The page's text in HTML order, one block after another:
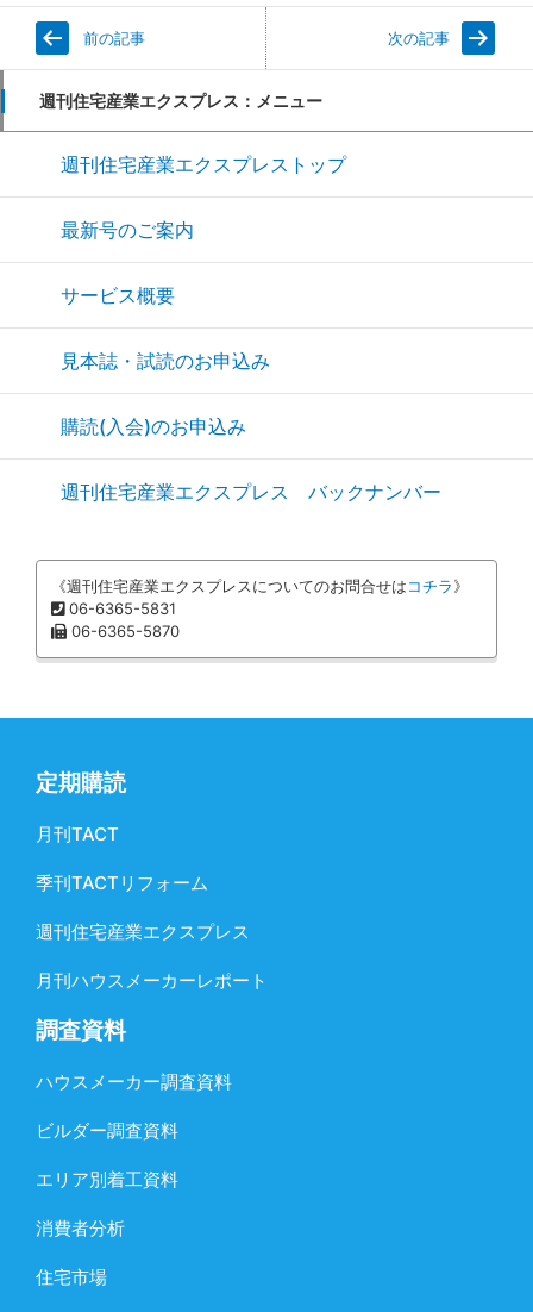
前の記事 次の記事
週刊住宅産業エクスプレス：メニュー
週刊住宅産業エクスプレストップ
最新号のご案内
サービス概要
見本誌・試読のお申込み
購読(入会)のお申込み
週刊住宅産業エクスプレス バックナンバー
《週刊住宅産業エクスプレスについてのお問合せはコチラ》
06-6365-5831
06-6365-5870
定期購読
月刊TACT
季刊TACTリフォーム
週刊住宅産業エクスプレス
月刊ハウスメーカーレポート
調査資料
ハウスメーカー調査資料
ビルダー調査資料
エリア別着工資料
消費者分析
住宅市場